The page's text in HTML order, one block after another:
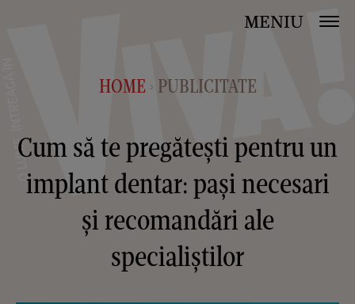
MENIU
HOME > PUBLICITATE
Cum să te pregătești pentru un
implant dentar: pași necesari
și recomandări ale
specialiștilor